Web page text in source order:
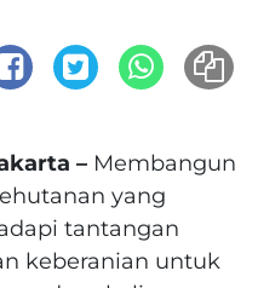
– Membangun
yang
tantangan
keberanian untuk